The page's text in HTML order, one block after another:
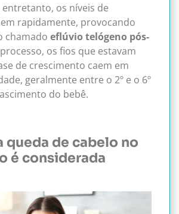
os níveis de
rapidamente, provocando
chamado eflúvio telógeno pós-
os fios que estavam
de crescimento caem em
geralmente entre o 2º e o 6º
do bebê.
queda de cabelo no
é considerada